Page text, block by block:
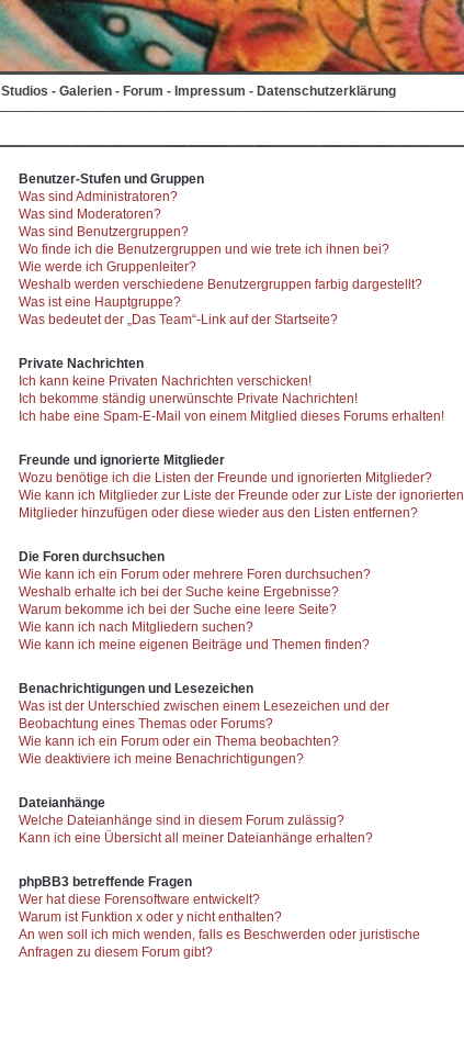
Studios - Galerien - Forum - Impressum - Datenschutzerklärung
Benutzer-Stufen und Gruppen
Was sind Administratoren?
Was sind Moderatoren?
Was sind Benutzergruppen?
Wo finde ich die Benutzergruppen und wie trete ich ihnen bei?
Wie werde ich Gruppenleiter?
Weshalb werden verschiedene Benutzergruppen farbig dargestellt?
Was ist eine Hauptgruppe?
Was bedeutet der „Das Team“-Link auf der Startseite?
Private Nachrichten
Ich kann keine Privaten Nachrichten verschicken!
Ich bekomme ständig unerwünschte Private Nachrichten!
Ich habe eine Spam-E-Mail von einem Mitglied dieses Forums erhalten!
Freunde und ignorierte Mitglieder
Wozu benötige ich die Listen der Freunde und ignorierten Mitglieder?
Wie kann ich Mitglieder zur Liste der Freunde oder zur Liste der ignorierten
Mitglieder hinzufügen oder diese wieder aus den Listen entfernen?
Die Foren durchsuchen
Wie kann ich ein Forum oder mehrere Foren durchsuchen?
Weshalb erhalte ich bei der Suche keine Ergebnisse?
Warum bekomme ich bei der Suche eine leere Seite?
Wie kann ich nach Mitgliedern suchen?
Wie kann ich meine eigenen Beiträge und Themen finden?
Benachrichtigungen und Lesezeichen
Was ist der Unterschied zwischen einem Lesezeichen und der
Beobachtung eines Themas oder Forums?
Wie kann ich ein Forum oder ein Thema beobachten?
Wie deaktiviere ich meine Benachrichtigungen?
Dateianhänge
Welche Dateianhänge sind in diesem Forum zulässig?
Kann ich eine Übersicht all meiner Dateianhänge erhalten?
phpBB3 betreffende Fragen
Wer hat diese Forensoftware entwickelt?
Warum ist Funktion x oder y nicht enthalten?
An wen soll ich mich wenden, falls es Beschwerden oder juristische
Anfragen zu diesem Forum gibt?